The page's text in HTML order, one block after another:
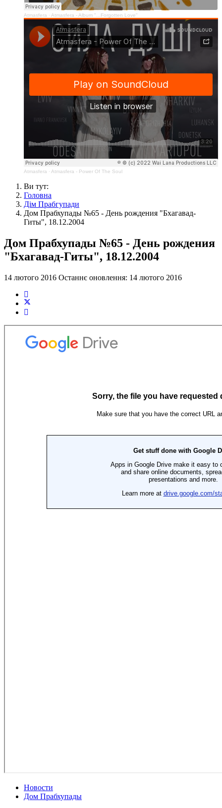
Atmasfera · Atmasfera - Album "...Forgotten Love"
Atmasfera · Atmasfera - Power Of The Soul
Ви тут:
Головна
Дім Прабгупади
Дом Прабхупады №65 - День рождения "Бхагавад-
Гиты", 18.12.2004
Дом Прабхупады №65 - День рождения
"Бхагавад-Гиты", 18.12.2004
14 лютого 2016 Останнє оновлення: 14 лютого 2016
Новости
Дом Прабхупады